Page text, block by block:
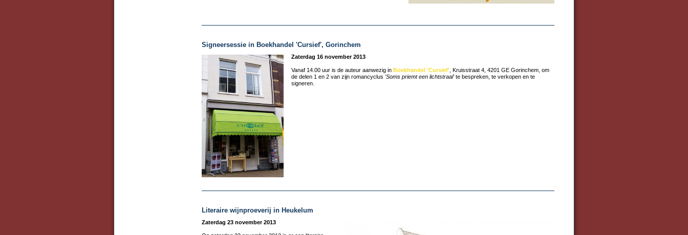
Signeersessie in Boekhandel 'Cursief', Gorinchem
Zaterdag 16 november 2013
Vanaf 14.00 uur is de auteur aanwezig in Boekhandel 'Cursief' , Kruisstraat 4, 4201 GE Gorinchem, om
de delen 1 en 2 van zijn romancyclus 'Soms priemt een lichtstraal'te bespreken, te verkopen en te
signeren.
Literaire wijnproeverij in Heukelum
Zaterdag 23 november 2013